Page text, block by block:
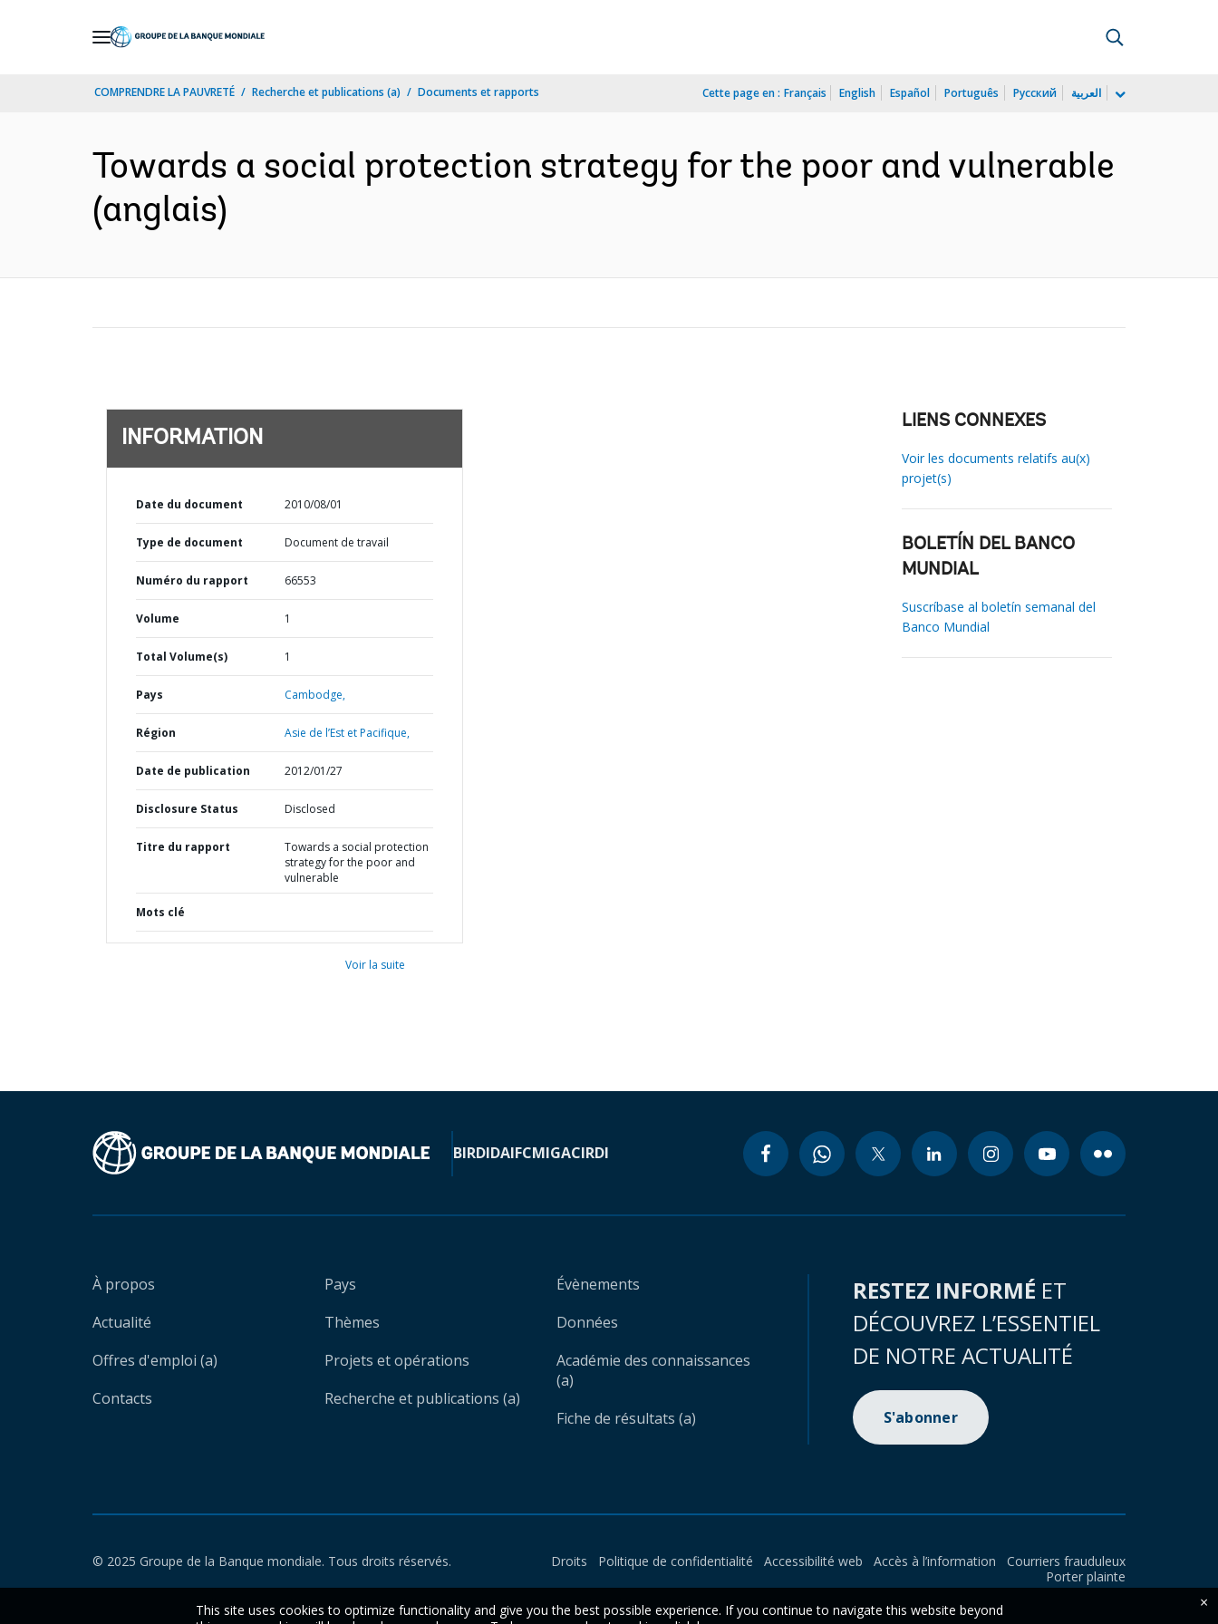
COMPRENDRE LA PAUVRETÉ Recherche et publications (a) Documents et rapports Cette page en : Français English Español Português Русский العربية
Towards a social protection strategy for the poor and vulnerable
(anglais)
INFORMATION
Date du document 2010/08/01
Type de document Document de travail
Numéro du rapport 66553
Volume 1
Total Volume(s) 1
Pays Cambodge,
Région Asie de l’Est et Pacifique,
Date de publication 2012/01/27
Disclosure Status Disclosed
Titre du rapport
Towards a social protection
strategy for the poor and
vulnerable
Mots clé
Voir la suite
LIENS CONNEXES
Voir les documents relatifs au(x)
projet(s)
BOLETÍN DEL BANCO
MUNDIAL
Suscríbase al boletín semanal del
Banco Mundial
BIRDIDAIFCMIGACIRDI
À propos
Actualité
Offres d'emploi (a)
Contacts
Pays
Thèmes
Projets et opérations
Recherche et publications (a)
Évènements
Données
Académie des connaissances
(a)
Fiche de résultats (a)
RESTEZ INFORMÉ ET
DÉCOUVREZ L’ESSENTIEL
DE NOTRE ACTUALITÉ
S'abonner
© 2025 Groupe de la Banque mondiale. Tous droits réservés. Droits Politique de confidentialité Accessibilité web Accès à l’information
Courriers frauduleux
Porter plainte
This site uses cookies to optimize functionality and give you the best possible experience. If you continue to navigate this website beyond
×